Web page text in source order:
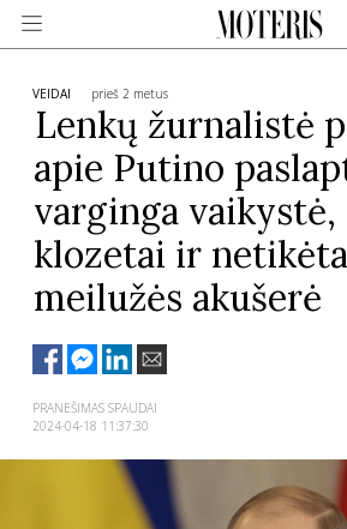
VEIDAI
MONARCHIJA
MADA
GROŽIS
VEIDAI prieš 2 metus
Lenkų žurnalistė
apie Putino
varginga
klozetai ir
meilužės akušerė
PRANEŠIMAS SPAUDAI
2024-04-18 11:37:30